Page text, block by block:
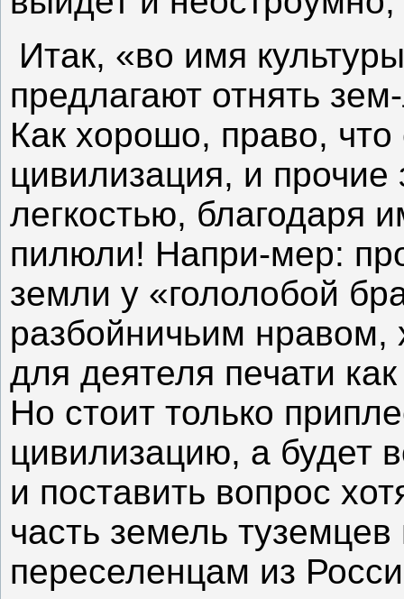
Итак, «во имя
предлагают отнять
Как хорошо, право, что
цивилизация, и
легкостью, благодаря
пилюли! Напри-мер:
земли у «гололобой
разбойничьим
для деятеля печати
Но стоит только
цивилизацию, а будет
и поставить вопрос
часть земель туземцев
переселенцам из